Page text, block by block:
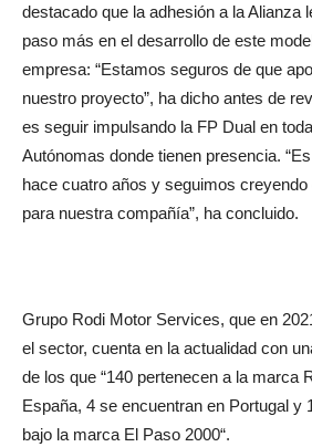
destacado que la adhesión a la Alianza
paso más en el desarrollo de este
empresa: “Estamos seguros de que
nuestro proyecto”, ha dicho antes de
es seguir impulsando la FP Dual en
Autónomas donde tienen presencia.
hace cuatro años y seguimos
para nuestra compañía”, ha concluido.
Grupo Rodi Motor Services, que en
el sector, cuenta en la actualidad con
de los que “140 pertenecen a la marca
España, 4 se encuentran en Portugal y
bajo la marca El Paso 2000“.